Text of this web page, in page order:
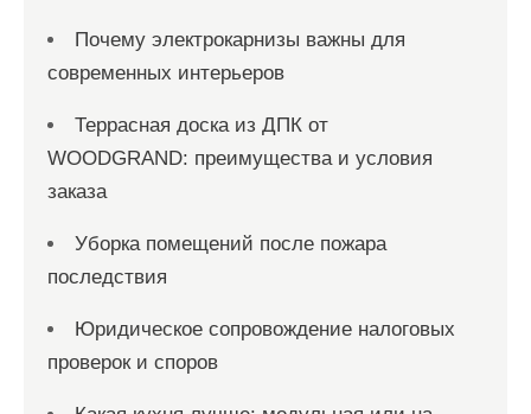
Почему электрокарнизы важны для
современных интерьеров
Террасная доска из ДПК от
WOODGRAND: преимущества и условия
заказа
Уборка помещений после пожара
последствия
Юридическое сопровождение налоговых
проверок и споров